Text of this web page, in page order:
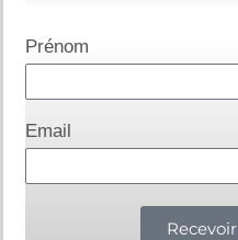
Prénom
Email